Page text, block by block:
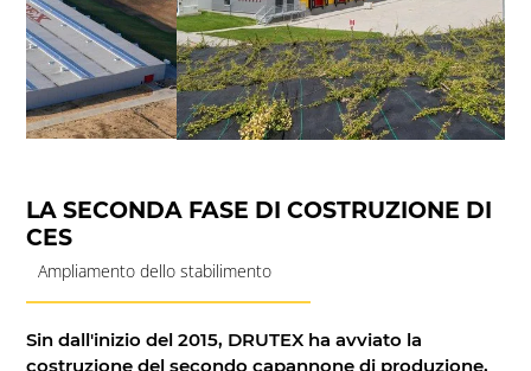
LA SECONDA FASE DI COSTRUZIONE DI
CES
Ampliamento dello stabilimento
Sin dall'inizio del 2015, DRUTEX ha avviato la
costruzione del secondo capannone di produzione,